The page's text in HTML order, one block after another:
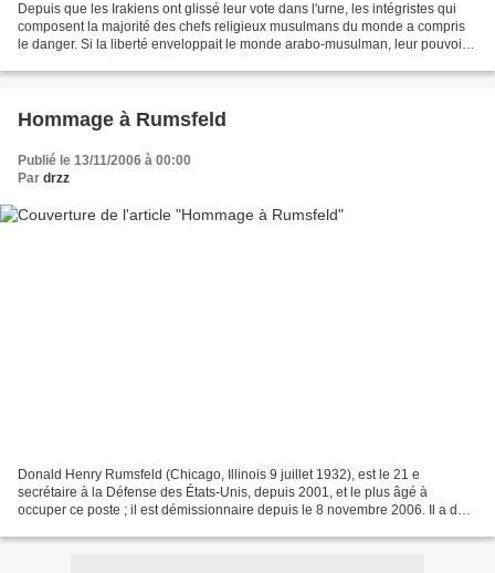
Depuis que les Irakiens ont glissé leur vote dans l'urne, les intégristes qui
composent la majorité des chefs religieux musulmans du monde a compris
le danger. Si la liberté enveloppait le monde arabo-musulman, leur pouvoir
Hommage à Rumsfeld
Publié le 13/11/2006 à 00:00
Par drzz
Donald Henry Rumsfeld (Chicago, Illinois 9 juillet 1932), est le 21 e
secrétaire à la Défense des États-Unis, depuis 2001, et le plus âgé à
occuper ce poste ; il est démissionnaire depuis le 8 novembre 2006. Il a déjà